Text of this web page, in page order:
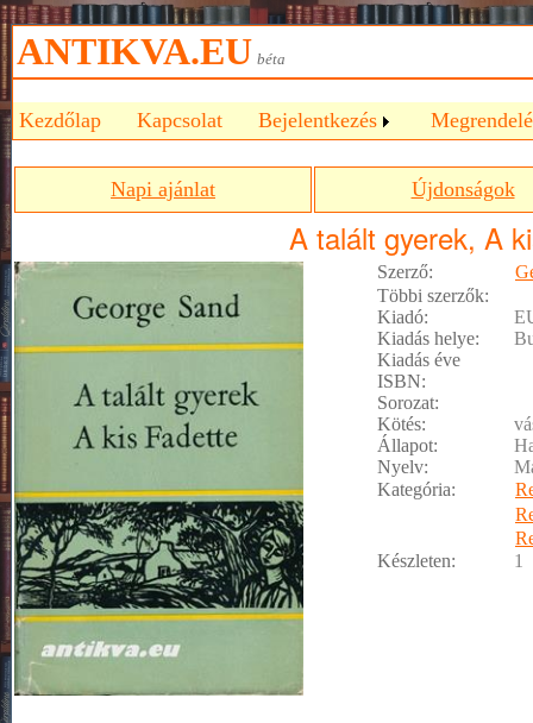
ANTIKVA.EU béta
Kezdőlap Kapcsolat Bejelentkezés
Napi ajánlat Újdonságok
A talált gyerek, A
Szerző:
Többi szerzők:
Kiadó:
Kiadás helye:
Kiadás éve
ISBN:
Sorozat:
Kötés:
Állapot:
Nyelv:
Kategória:
Készleten:
1